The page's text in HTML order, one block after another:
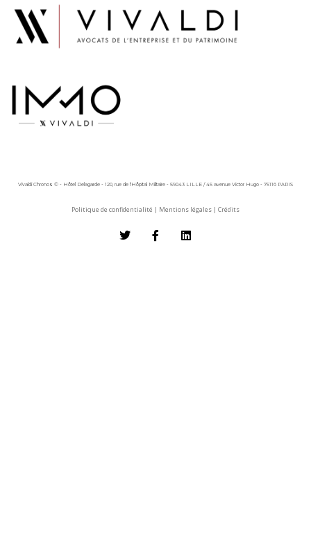
Vivaldi Chronos © - Hôtel Delagarde - 120, rue de l'Hôpital Militaire - 59043 LILLE / 45 avenue Victor Hugo - 75116 PARIS
Politique de confidentialité | Mentions légales | Crédits